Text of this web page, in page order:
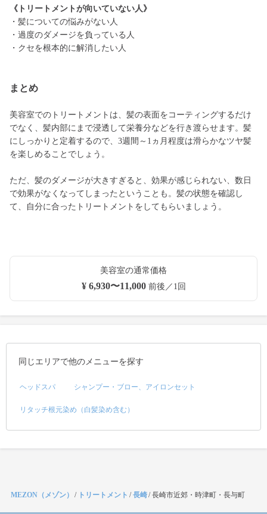
《トリートメントが向いていない人》
・髪についての悩みがない人
・過度のダメージを負っている人
・クセを根本的に解消したい人
まとめ
美容室でのトリートメントは、髪の表面をコーティングするだけ
でなく、髪内部にまで浸透して栄養分などを行き渡らせます。髪
にしっかりと定着するので、3週間～1ヵ月程度は滑らかなツヤ髪
を楽しめることでしょう。
ただ、髪のダメージが大きすぎると、効果が感じられない、数日
で効果がなくなってしまったということも。髪の状態を確認し
て、自分に合ったトリートメントをしてもらいましょう。
美容室の通常価格
¥ 6,930〜11,000前後／1回
同じエリアで他のメニューを探す
ヘッドスパ シャンプー・ブロー、アイロンセット
リタッチ根元染め（白髪染め含む）
MEZON（メゾン） / トリートメント /長崎/長崎市近郊・時津町・長与町